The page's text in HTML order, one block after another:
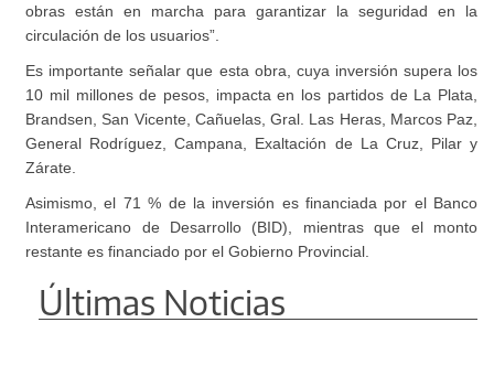
obras están en marcha para garantizar la seguridad en la
circulación de los usuarios”.
Es importante señalar que esta obra, cuya inversión supera los
10 mil millones de pesos, impacta en los partidos de La Plata,
Brandsen, San Vicente, Cañuelas, Gral. Las Heras, Marcos Paz,
General Rodríguez, Campana, Exaltación de La Cruz, Pilar y
Zárate.
Asimismo, el 71 % de la inversión es financiada por el Banco
Interamericano de Desarrollo (BID), mientras que el monto
restante es financiado por el Gobierno Provincial.
Últimas Noticias